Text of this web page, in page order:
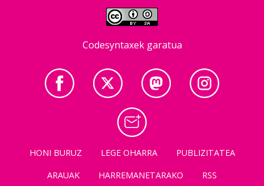
Codesyntaxek garatua
HONI BURUZ LEGE OHARRA
PUBLIZITATEA
ARAUAK
HARREMANETARAKO RSS